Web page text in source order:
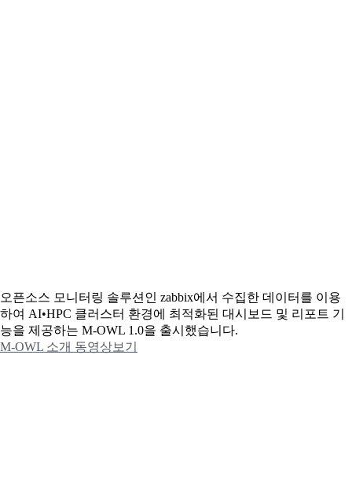
오픈소스 모니터링 솔루션인 zabbix에서 수집한 데이터를 이용
하여 AI•HPC 클러스터 환경에 최적화된 대시보드 및 리포트 기
능을 제공하는 M-OWL 1.0을 출시했습니다.
M-OWL 소개 동영상보기